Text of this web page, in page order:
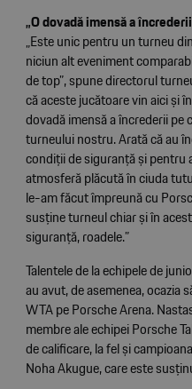
„O dovadă imensă a
„Este unic pentru un turneu
niciun alt eveniment
de top”, spune directorul
că aceste jucătoare vin aici și
dovadă imensă a încrederii pe
turneului nostru. Arată că au
condiții de siguranță și pentru
atmosferă plăcută în ciuda
le-am făcut împreună cu
susține turneul chiar și în
siguranță, roadele.”
Talentele de la echipele de
au avut, de asemenea, ocazia
WTA pe Porsche Arena.
membre ale echipei Porsche
de calificare, la fel și
Noha Akugue, care este